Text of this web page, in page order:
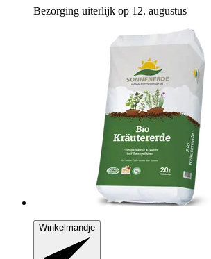
Bezorging uiterlijk op 12. augustus
Winkelmandje